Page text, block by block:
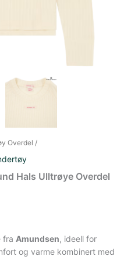
Overdel /
Hals Ulltrøye Overdel
fra Amundsen, ideell for
og varme kombinert med